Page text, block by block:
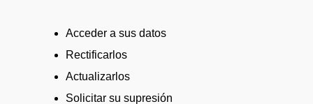
Acceder a sus datos
Rectificarlos
Actualizarlos
Solicitar su supresión